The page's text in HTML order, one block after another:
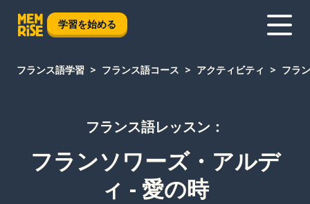
学習を始める
フランス語学習 フランス語コース アクティビティ フラ
フランス語レッスン：
フランソワーズ・アルデ
ィ - 愛の時